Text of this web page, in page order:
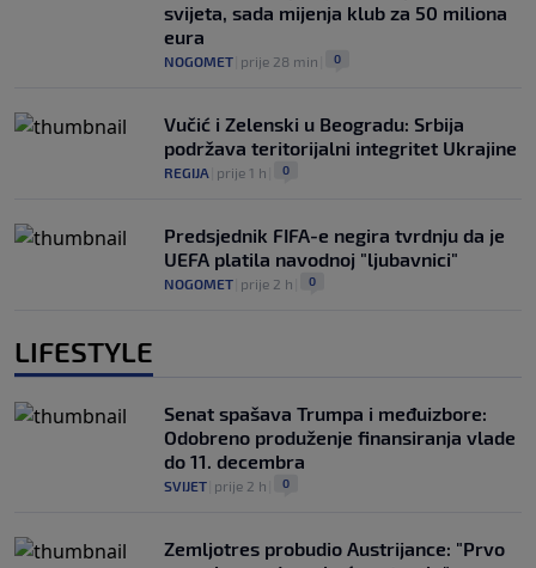
svijeta, sada mijenja klub za 50 miliona
eura
NOGOMET prije 28 min 0
Vučić i Zelenski u Beogradu: Srbija
podržava teritorijalni integritet Ukrajine
REGIJA prije 1 h 0
Predsjednik FIFA-e negira tvrdnju da je
UEFA platila navodnoj "ljubavnici"
NOGOMET prije 2 h 0
LIFESTYLE
Senat spašava Trumpa i međuizbore:
Odobreno produženje finansiranja vlade
do 11. decembra
SVIJET prije 2 h 0
Zemljotres probudio Austrijance: "Prvo